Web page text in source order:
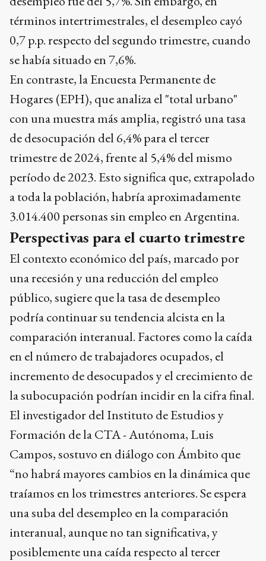
términos intertrimestrales, el desempleo cayó
0,7 p.p. respecto del segundo trimestre, cuando
se había situado en 7,6%.
En contraste, la Encuesta Permanente de
Hogares (EPH), que analiza el "total urbano"
con una muestra más amplia, registró una tasa
de desocupación del 6,4% para el tercer
trimestre de 2024, frente al 5,4% del mismo
período de 2023. Esto significa que, extrapolado
a toda la población, habría aproximadamente
3.014.400 personas sin empleo en Argentina.
Perspectivas para el cuarto trimestre
El contexto económico del país, marcado por
una recesión y una reducción del empleo
público, sugiere que la tasa de desempleo
podría continuar su tendencia alcista en la
comparación interanual. Factores como la caída
en el número de trabajadores ocupados, el
incremento de desocupados y el crecimiento de
la subocupación podrían incidir en la cifra final.
El investigador del Instituto de Estudios y
Formación de la CTA - Autónoma, Luis
Campos, sostuvo en diálogo con Ámbito que
“no habrá mayores cambios en la dinámica que
traíamos en los trimestres anteriores. Se espera
una suba del desempleo en la comparación
interanual, aunque no tan significativa, y
posiblemente una caída respecto al tercer